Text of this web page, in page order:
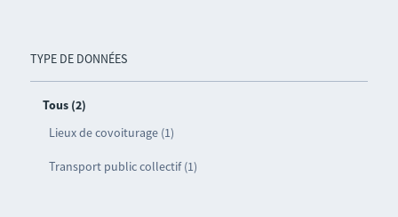
TYPE DE DONNÉES
Tous (2)
Lieux de covoiturage (1)
Transport public collectif (1)